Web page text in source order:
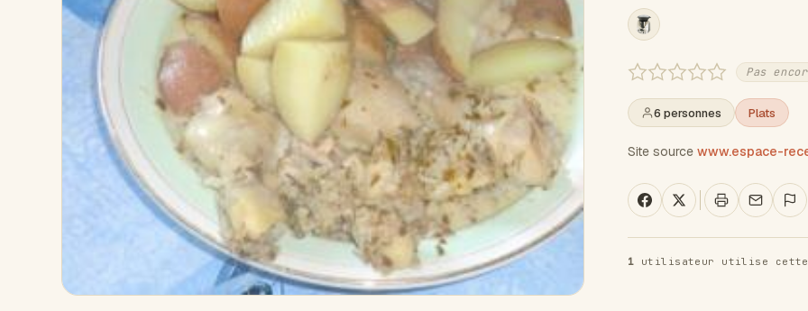
Pas
6 personnes Plats
Site source www.espace-
1 utilisateur utilise cette